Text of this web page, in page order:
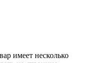
имеет несколько